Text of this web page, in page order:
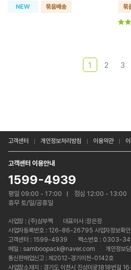
1 2 3
고객센터 개인정보처리방침 이용약관
고객센터 이용안내
1599-4939
평일 09:00 - 17:00
점심 12:00 - 13:00
휴무 토/일/공휴일
사업장 : (주)삼부팩
대표이사 :장은정
사업자등록번호 : 126-86-26795 사업자정보확인
고객센터 : 1599-4939
팩스번호 : 0303-
메일 : samboopack@naver.com
개인정보
통신판매업신고 : 제2012-경기이천-0142호
사업장소재지 : 경기도 이천시 진상미로1818번길